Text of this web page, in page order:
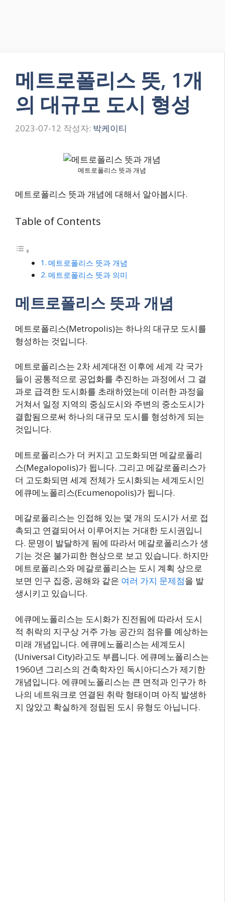
메트로폴리스 뜻, 1개
의 대규모 도시 형성
2023-07-12 작성자: 박케이티
메트로폴리스 뜻과 개념
메트로폴리스 뜻과 개념에 대해서 알아봅시다.
Table of Contents
메트로폴리스 뜻과 개념
메트로폴리스 뜻과 의미
메트로폴리스 뜻과 개념
메트로폴리스(Metropolis)는 하나의 대규모 도시를
형성하는 것입니다.
메트로폴리스는 2차 세계대전 이후에 세계 각 국가
들이 공통적으로 공업화를 추진하는 과정에서 그 결
과로 급격한 도시화를 초래하였는데 이러한 과정을
거쳐서 일정 지역의 중심도시와 주변의 중소도시가
결합됨으로써 하나의 대규모 도시를 형성하게 되는
것입니다.
메트로폴리스가 더 커지고 고도화되면 메갈로폴리
스(Megalopolis)가 됩니다. 그리고 메갈로폴리스가
더 고도화되면 세계 전체가 도시화되는 세계도시인
에큐메노폴리스(Ecumenopolis)가 됩니다.
메갈로폴리스는 인접해 있는 몇 개의 도시가 서로 접
촉되고 연결되어서 이루어지는 거대한 도시권입니
다. 문명이 발달하게 됨에 따라서 메갈로폴리스가 생
기는 것은 불가피한 현상으로 보고 있습니다. 하지만
메트로폴리스와 메갈로폴리스는 도시 계획 상으로
보면 인구 집중, 공해와 같은 여러 가지 문제점을 발
생시키고 있습니다.
에큐메노폴리스는 도시화가 진전됨에 따라서 도시
적 취락의 지구상 거주 가능 공간의 점유를 예상하는
미래 개념입니다. 에큐메노폴리스는 세계도시
(Universal City)라고도 부릅니다. 에큐메노폴리스는
1960년 그리스의 건축학자인 독시아디스가 제기한
개념입니다. 에큐메노폴리스는 큰 면적과 인구가 하
나의 네트워크로 연결된 취락 형태이며 아직 발생하
지 않았고 확실하게 정립된 도시 유형도 아닙니다.